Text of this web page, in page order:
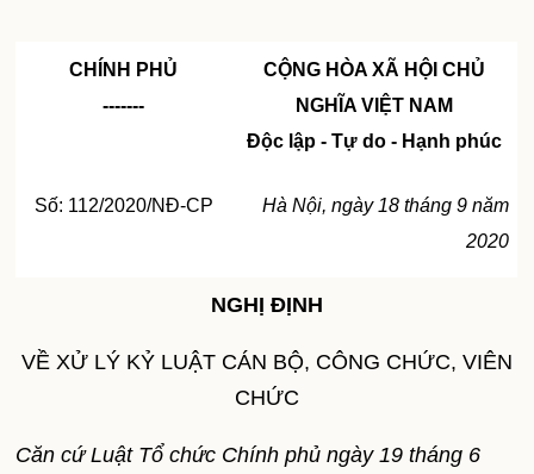
CHÍNH PHỦ
-------
CỘNG HÒA XÃ HỘI CHỦ
NGHĨA VIỆT NAM
Độc lập - Tự do - Hạnh phúc
Số: 112/2020/NĐ-CP
Hà Nội, ngày 18 tháng 9 năm
2020
NGHỊ ĐỊNH
VỀ XỬ LÝ KỶ LUẬT CÁN BỘ, CÔNG CHỨC, VIÊN
CHỨC
Căn cứ Luật Tổ chức Chính phủ ngày 19 tháng 6